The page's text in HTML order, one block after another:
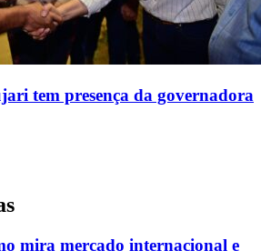
tem presença da governadora
mira mercado internacional e